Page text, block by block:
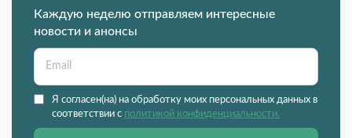
Каждую неделю отправляем интересные
новости и анонсы
Я согласен(на) на обработку моих персональных данных в
соответствии с политикой конфиденциальности.